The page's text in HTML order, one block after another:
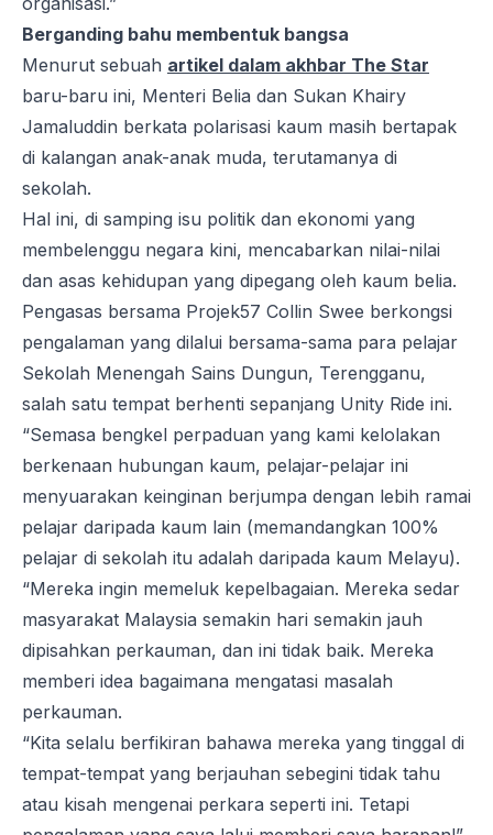
Berganding bahu membentuk bangsa
Menurut sebuah artikel dalam akhbar The Star
baru-baru ini, Menteri Belia dan Sukan Khairy
Jamaluddin berkata polarisasi kaum masih bertapak
di kalangan anak-anak muda, terutamanya di
sekolah.
Hal ini, di samping isu politik dan ekonomi yang
membelenggu negara kini, mencabarkan nilai-nilai
dan asas kehidupan yang dipegang oleh kaum belia.
Pengasas bersama Projek57 Collin Swee berkongsi
pengalaman yang dilalui bersama-sama para pelajar
Sekolah Menengah Sains Dungun, Terengganu,
salah satu tempat berhenti sepanjang Unity Ride ini.
“Semasa bengkel perpaduan yang kami kelolakan
berkenaan hubungan kaum, pelajar-pelajar ini
menyuarakan keinginan berjumpa dengan lebih ramai
pelajar daripada kaum lain (memandangkan 100%
pelajar di sekolah itu adalah daripada kaum Melayu).
“Mereka ingin memeluk kepelbagaian. Mereka sedar
masyarakat Malaysia semakin hari semakin jauh
dipisahkan perkauman, dan ini tidak baik. Mereka
memberi idea bagaimana mengatasi masalah
perkauman.
“Kita selalu berfikiran bahawa mereka yang tinggal di
tempat-tempat yang berjauhan sebegini tidak tahu
atau kisah mengenai perkara seperti ini. Tetapi